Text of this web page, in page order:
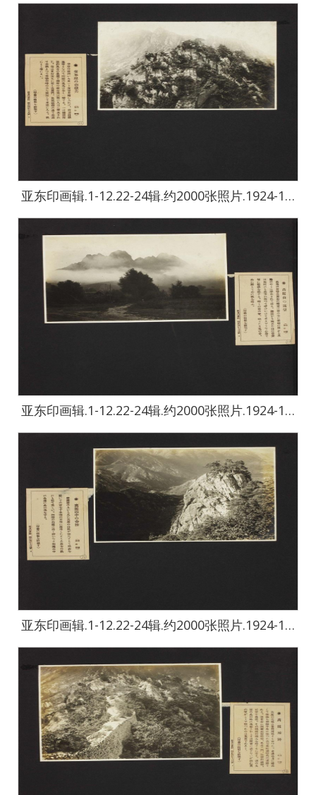
亚东印画辑.1-12.22-24辑.约2000张照片.1924-1944年-2434
亚东印画辑.1-12.22-24辑.约2000张照片.1924-1944年-2435
亚东印画辑.1-12.22-24辑.约2000张照片.1924-1944年-2436